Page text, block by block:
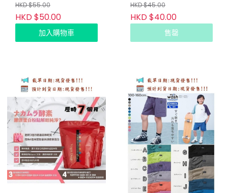
HKD $55.00
HKD $50.00
加入購物車
HKD $45.00
HKD $40.00
售罄